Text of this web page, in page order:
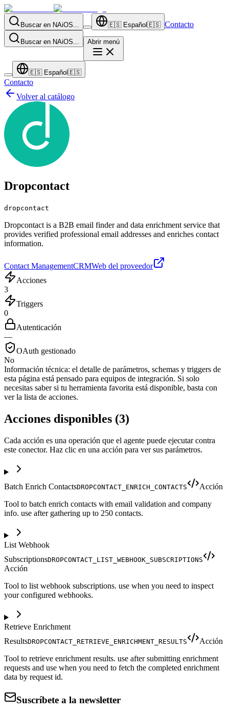
Buscar en NAiOS... 🇪🇸 Español 🇪🇸 Contacto
Buscar en NAiOS... Abrir menú
🇪🇸 Español 🇪🇸
Contacto
Volver al catálogo
Dropcontact
dropcontact
Dropcontact is a B2B email finder and data enrichment service that
provides verified professional email addresses and enriches contact
information.
Contact ManagementCRMWeb del proveedor
Acciones
3
Triggers
0
Autenticación
—
OAuth gestionado
No
Información técnica: el detalle de parámetros, schemas y triggers de
esta página está pensado para equipos de integración. Si solo
necesitas saber si tu herramienta favorita está disponible, basta con
ver la lista de acciones.
Acciones disponibles (3)
Cada acción es una operación que el agente puede ejecutar contra
este conector. Haz clic en una acción para ver sus parámetros.
Batch Enrich ContactsDROPCONTACT_ENRICH_CONTACTS
Acción
Tool to batch enrich contacts with email validation and company
info. use after gathering up to 250 contacts.
List Webhook
SubscriptionsDROPCONTACT_LIST_WEBHOOK_SUBSCRIPTIONS
Acción
Tool to list webhook subscriptions. use when you need to inspect
your configured webhooks.
Retrieve Enrichment
ResultsDROPCONTACT_RETRIEVE_ENRICHMENT_RESULTS
Acción
Tool to retrieve enrichment results. use after submitting enrichment
requests and use when you need to fetch the completed enrichment
data by request id.
Suscríbete a la newsletter